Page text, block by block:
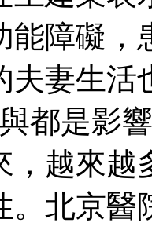
能障礙
夫妻生
與都是影
，越來越
。北京醫